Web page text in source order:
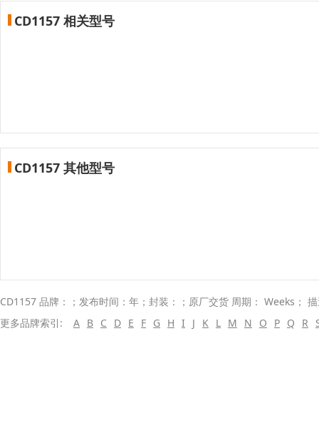
CD1157 相关型号
CD1157 其他型号
CD1157 品牌：；发布时间：年；封装：；原厂交货 周期： Weeks；
更多品牌索引:
A B C D E F G H I J K L M N O P Q R